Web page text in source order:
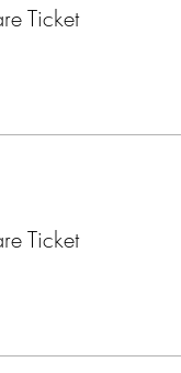
Ticket
Ticket